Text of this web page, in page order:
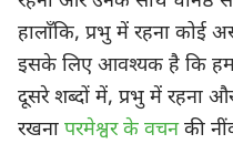
हालाँकि, प्रभु में रहना कोई
इसके लिए आवश्यक है कि
दूसरे शब्दों में, प्रभु में रहना
रखना परमेश्वर के वचनकी